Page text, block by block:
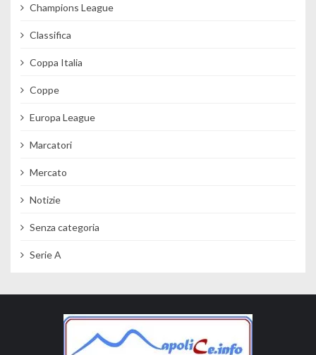
Champions League
Classifica
Coppa Italia
Coppe
Europa League
Marcatori
Mercato
Notizie
Senza categoria
Serie A